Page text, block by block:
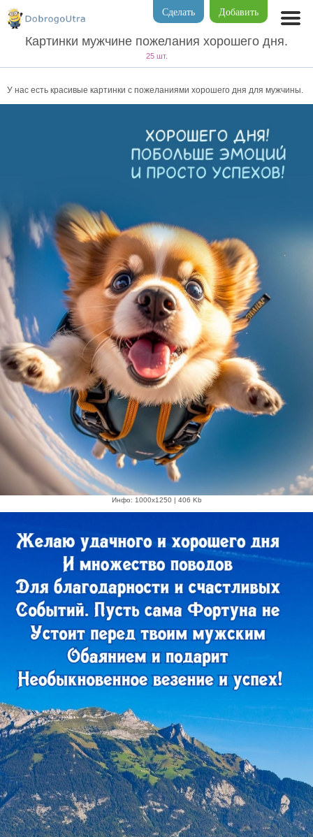
Добавить
Сделать
Картинки мужчине пожелания хорошего дня.
25 шт.
У нас есть красивые картинки с пожеланиями хорошего дня для мужчины.
Инфо: 1000х1250 | 406 Kb